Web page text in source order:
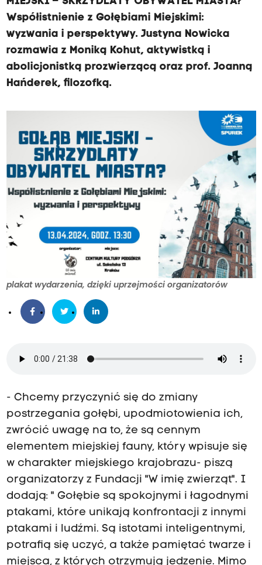
Współistnienie z Gołębiami Miejskimi:
wyzwania i perspektywy. Justyna Nowicka
rozmawia z Moniką Kohut, aktywistką i
abolicjonistką prozwierzącą oraz prof. Joanną
Hańderek, filozofką.
plakat wydarzenia, dzięki uprzejmości organizatorów
- Chcemy przyczynić się do zmiany
postrzegania gołębi, upodmiotowienia ich,
zwrócić uwagę na to, że są cennym
elementem miejskiej fauny, który wpisuje się
w charakter miejskiego krajobrazu- piszą
organizatorzy z Fundacji "W imię zwierząt". I
dodają: " Gołębie są spokojnymi i łagodnymi
ptakami, które unikają konfrontacji z innymi
ptakami i ludźmi. Są istotami inteligentnymi,
potrafią się uczyć, a także pamiętać twarze i
miejsca, z których otrzymują jedzenie. Mimo